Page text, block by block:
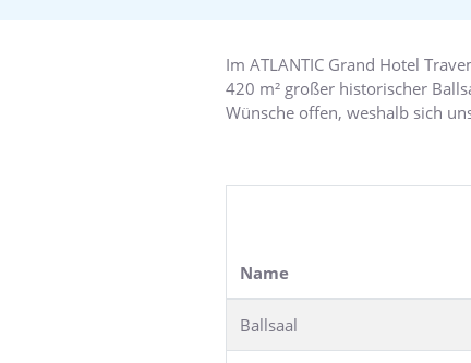
Im ATLANTIC Grand Hotel
420 m² großer historischer
Wünsche offen, weshalb sich
Selbstverständlich können Sie
organisieren wir für Sie
Segeltörn mit einem
Name
Ballsaal